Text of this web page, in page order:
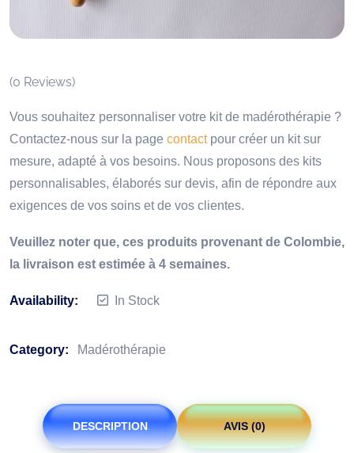
(0 Reviews)
Vous souhaitez personnaliser votre kit de madérothérapie ?
Contactez-nous sur la page contactpour créer un kit sur
mesure, adapté à vos besoins. Nous proposons des kits
personnalisables, élaborés sur devis, afin de répondre aux
exigences de vos soins et de vos clientes.
Veuillez noter que, ces produits provenant de Colombie,
la livraison est estimée à 4 semaines.
Availability: In Stock
Category: Madérothérapie
DESCRIPTION AVIS (0)